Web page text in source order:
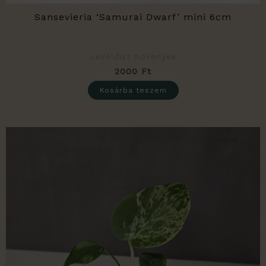
Sansevieria ‘Samurai Dwarf’ mini 6cm
2000
Ft
Kosárba teszem